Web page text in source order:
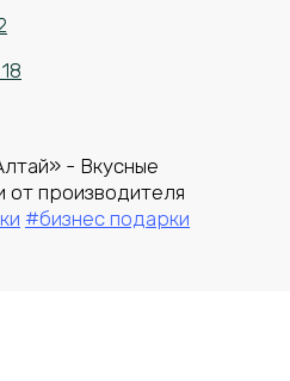
- Вкусные
от производителя
#бизнес подарки